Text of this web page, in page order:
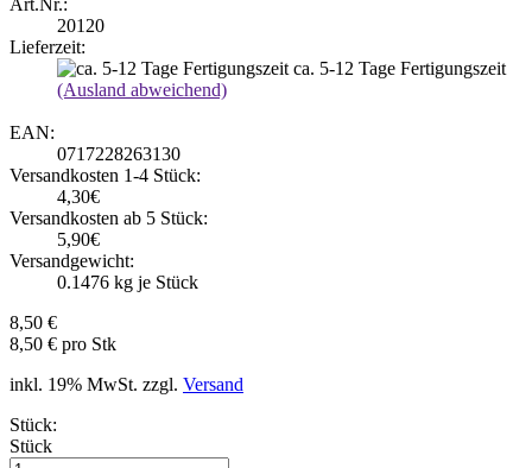
20120
Lieferzeit:
ca. 5-12 Tage Fertigungszeit
(Ausland abweichend)
EAN:
0717228263130
Versandkosten 1-4 Stück:
4,30€
Versandkosten ab 5 Stück:
5,90€
Versandgewicht:
0.1476 kg je Stück
8,50 €
8,50 € pro Stk
inkl. 19% MwSt. zzgl. Versand
Stück:
Stück